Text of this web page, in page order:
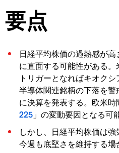
要点
日経平均株価の過熱感が
に直面する可能性がある
トリガーとなればキオク
半導体関連銘柄の下落を警
に決算を発表する。欧米時
225 」の変動要因となる可
しかし、日経平均株価は
今週も底堅さを維持する